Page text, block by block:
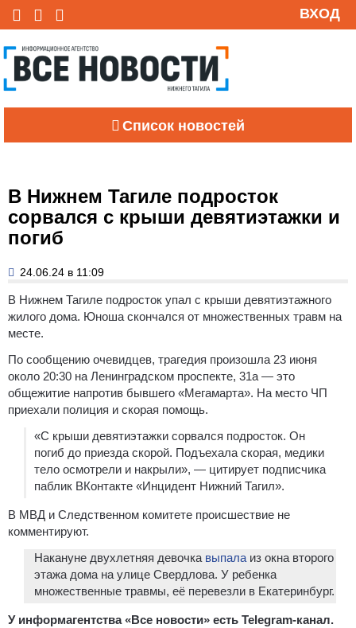
ВХОД
Список новостей
В Нижнем Тагиле подросток
сорвался с крыши девятиэтажки и
погиб
24.06.24 в 11:09
В Нижнем Тагиле подросток упал с крыши девятиэтажного
жилого дома. Юноша скончался от множественных травм на
месте.
По сообщению очевидцев, трагедия произошла 23 июня
около 20:30 на Ленинградском проспекте, 31а — это
общежитие напротив бывшего «Мегамарта». На место ЧП
приехали полиция и скорая помощь.
«C крыши девятиэтажки сорвался подросток. Он
погиб до приезда скорой. Подъехала скорая, медики
тело осмотрели и накрыли», — цитирует подписчика
паблик ВКонтакте «Инцидент Нижний Тагил».
В МВД и Следственном комитете происшествие не
комментируют.
Накануне двухлетняя девочка выпала из окна второго
этажа дома на улице Свердлова. У ребенка
множественные травмы, её перевезли в Екатеринбург.
У информагентства «Все новости» есть Telegram-канал.